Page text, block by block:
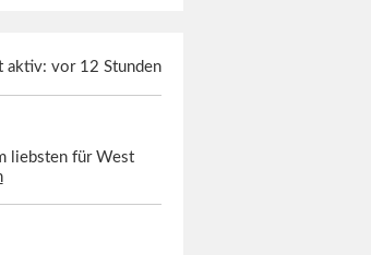
aktiv: vor 12 Stunden
liebsten für West